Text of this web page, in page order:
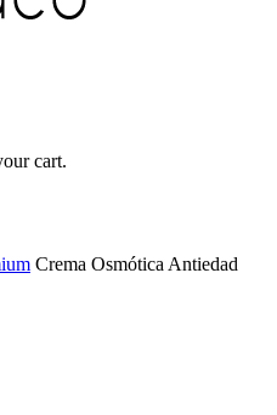
cart.
Crema Osmótica Antiedad